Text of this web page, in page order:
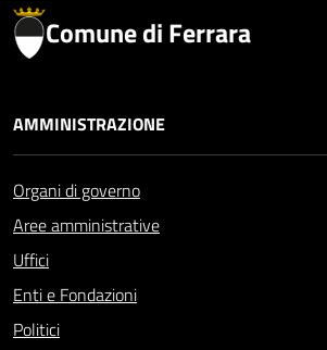
Comune di Ferrara
AMMINISTRAZIONE
Organi di governo
Aree amministrative
Uffici
Enti e Fondazioni
Politici